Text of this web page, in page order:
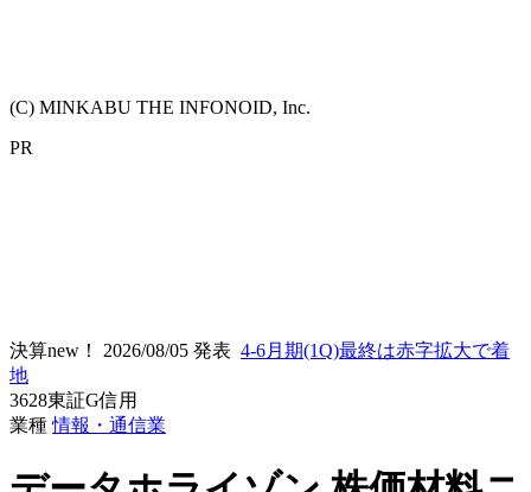
(C) MINKABU THE INFONOID, Inc.
PR
決算new！ 2026/08/05 発表 4-6月期(1Q)最終は赤字拡大で着
地
3628東証G信用
業種情報・通信業